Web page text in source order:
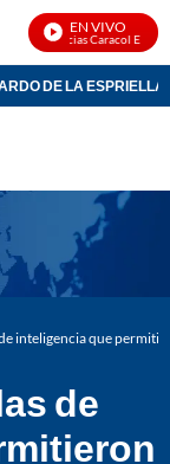
EN VIVO
Noticias Caracol En Vivo
DE LA ESPRIELLA
inteligencia que
de